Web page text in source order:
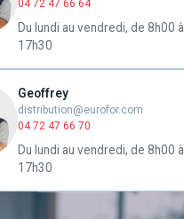
04 72 47 66 64
Du lundi au vendredi, de 8h00 à
17h30
Geoffrey
distribution@eurofor.com
04 72 47 66 70
Du lundi au vendredi, de 8h00 à
17h30